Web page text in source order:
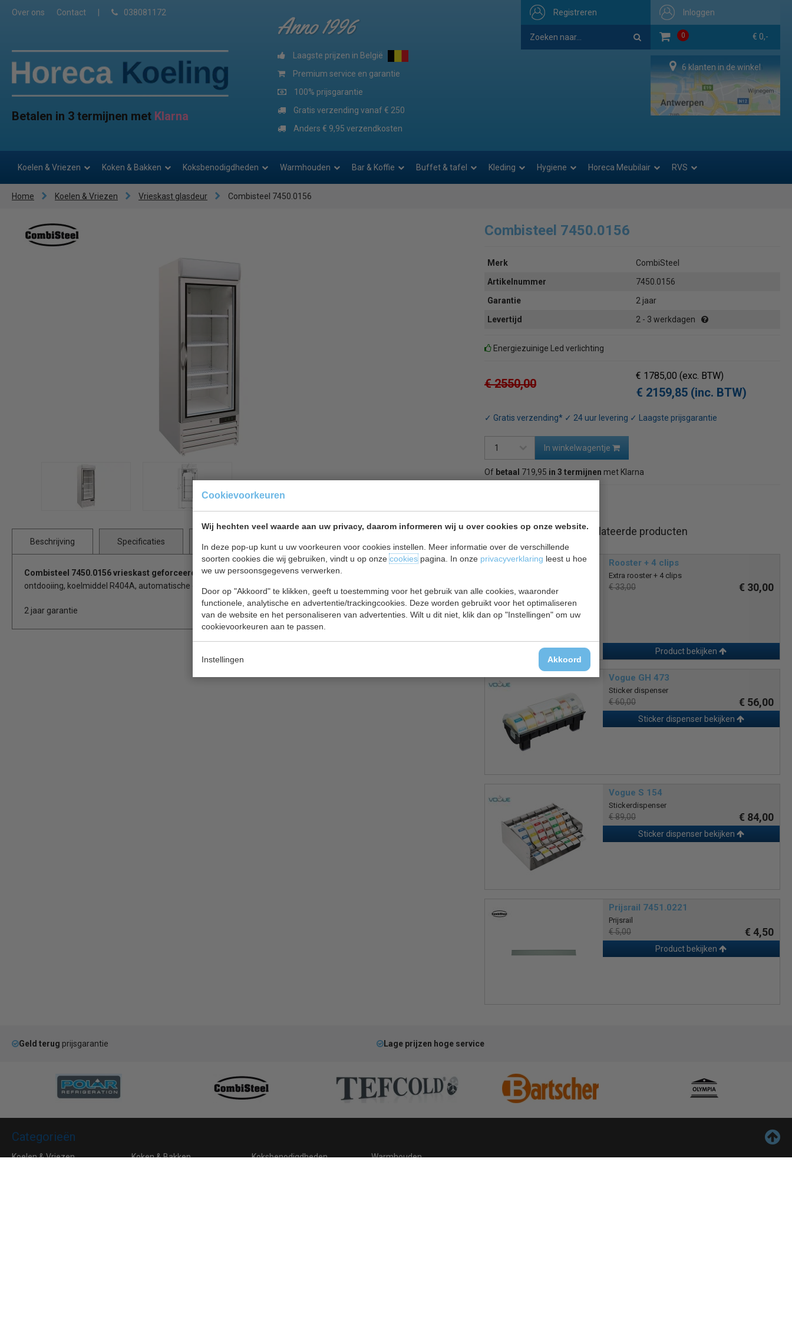
Cookievoorkeuren
Wij hechten veel waarde aan uw privacy, daarom informeren wij u over cookies op onze website.
In deze pop-up kunt u uw voorkeuren voor cookies instellen. Meer informatie over de verschillende
soorten cookies die wij gebruiken, vindt u op onzecookiespagina. In onze privacyverklaring leest u hoe
we uw persoonsgegevens verwerken.
Door op "Akkoord" te klikken, geeft u toestemming voor het gebruik van alle cookies, waaronder
functionele, analytische en advertentie/trackingcookies. Deze worden gebruikt voor het optimaliseren
van de website en het personaliseren van advertenties. Wilt u dit niet, klik dan op "Instellingen" om uw
cookievoorkeuren aan te passen.
Instellingen Akkoord
Over ons Contact 038081172 Inloggen
0 € 0,-
Registreren
Betalen in 3 termijnen met Klarna
Anno 1996
Laagste prijzen in België
Premium service en garantie
100% prijsgarantie
Gratis verzending vanaf € 250
Anders € 9,95 verzendkosten
6 klanten in de winkel
Koelen & Vriezen Koken & Bakken Koksbenodigdheden Warmhouden Bar & Koffie Buffet & tafel Kleding Hygiene Horeca Meubilair RVS
Home Koelen & Vriezen Vrieskast glasdeur Combisteel 7450.0156
Combisteel 7450.0156
Merk
CombiSteel
Artikelnummer
7450.0156
Garantie
2 jaar
Levertijd
2 - 3 werkdagen
Energiezuinige Led verlichting
€ 2550,00
€ 1785,00(exc. BTW)
€ 2159,85 (inc. BTW)
✓ Gratis verzending* ✓ 24 uur levering ✓ Laagste prijsgarantie
In winkelwagentje
Of betaal 719,95 in 3 termijnen met Klarna
Beschrijving Specificaties Bijlages
Combisteel 7450.0156 vrieskast geforceerd met glasdeur, witgelakte metalen buitenzijde, automatische
ontdooiing, koelmiddel R404A, automatische ontdooiing en 5 roosters.
2 jaar garantie
Gerelateerde producten
Rooster + 4 clips
Extra rooster + 4 clips
€ 33,00 € 30,00
Product bekijken
Vogue GH 473
Sticker dispenser
€ 60,00 € 56,00
Sticker dispenser bekijken
Vogue S 154
Stickerdispenser
€ 89,00 € 84,00
Sticker dispenser bekijken
Prijsrail 7451.0221
Prijsrail
€ 5,00 € 4,50
Product bekijken
Geld terug prijsgarantie Lage prijzen hoge service
Categorieën
Koelen & Vriezen Koken & Bakken Koksbenodigdheden
Warmhouden